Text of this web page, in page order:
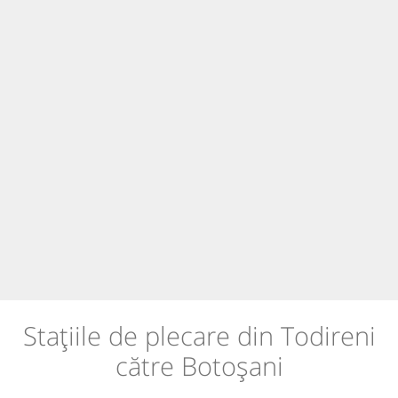
Stațiile de plecare din Todireni
către Botoșani